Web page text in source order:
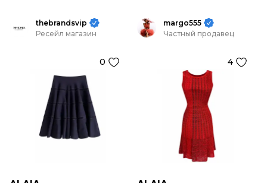
thebrandsvip
Ресейл магазин
0
margo555
Частный продавец
4